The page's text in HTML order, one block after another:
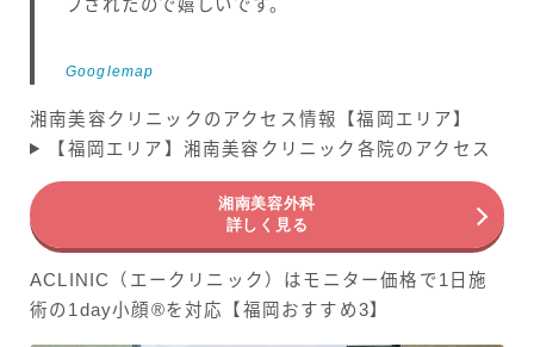
プされたので嬉しいです。
Googlemap
湘南美容クリニックのアクセス情報【福岡エリア】
【福岡エリア】湘南美容クリニック各院のアクセス
湘南美容外科
詳しく見る
ACLINIC（エークリニック）はモニター価格で1日施
術の1day小顔®を対応【福岡おすすめ3】